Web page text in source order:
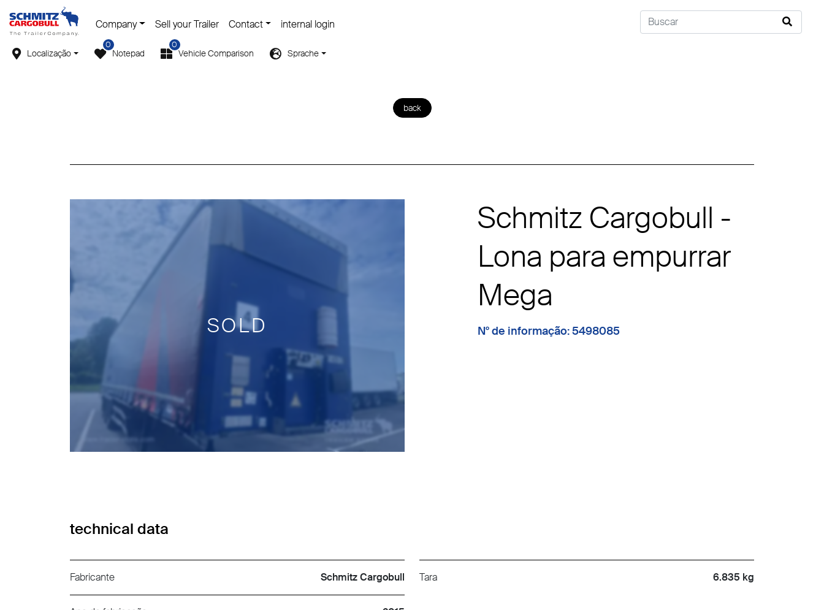
Localização Notepad
0
Vehicle Comparison
0
Sprache
Company Sell your Trailer Contact internal login
back
SOLD
Schmitz Cargobull -
Lona para empurrar
Mega
N° de informação: 5498085
technical data
Fabricante Schmitz Cargobull Tara 6.835 kg